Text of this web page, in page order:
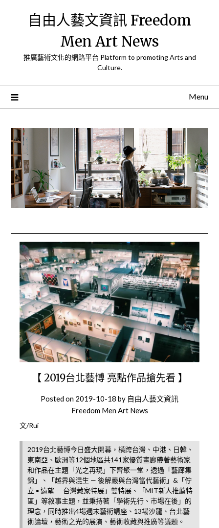
自由人藝文資訊 Freedom
Men Art News
推廣藝術文化的網路平台 Platform to promoting Arts and
Culture.
Menu
【 2019台北藝博 亮點作品搶先看 】
Posted on 2019-10-18 by 自由人藝文資訊
Freedom Men Art News
文/Rui
2019台北藝博今日盛大開幕，橫跨台灣、中港、日韓、
東南亞、歐洲等12個地區共141家優質畫廊帶著藝術家
和作品在主題「光之再現」下齊聚一堂，透過「藝廊集
錦」、「越界與混生 — 後解嚴與台灣當代藝術」&「佇
立 • 遠望 — 台灣藏家特展」雙特展、「MIT新人推薦特
區」等敘事主題，並秉持著「學術先行、市場在後」的
理念，同時推出4場週末藝術講座、13場沙龍、台北藝
術論壇，藝術之光的展演、藝術收藏與推廣等議題。